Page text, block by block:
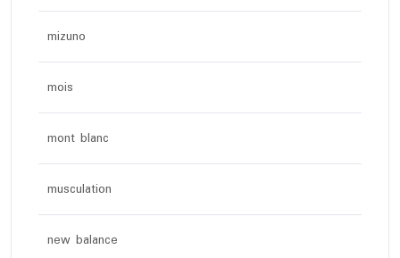
mizuno
mois
mont blanc
musculation
new balance